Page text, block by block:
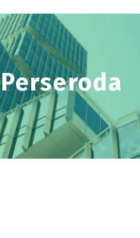
Perseroda